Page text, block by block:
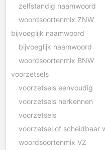
zelfstandig naamwoord
woordsoortenmix ZNW
bijvoeglijk naamwoord
bijvoeglijk naamwoord
woordsoortenmix BNW
voorzetsels
voorzetsels eenvoudig
voorzetsels herkennen
voorzetsels
woordsoortenmix VZ